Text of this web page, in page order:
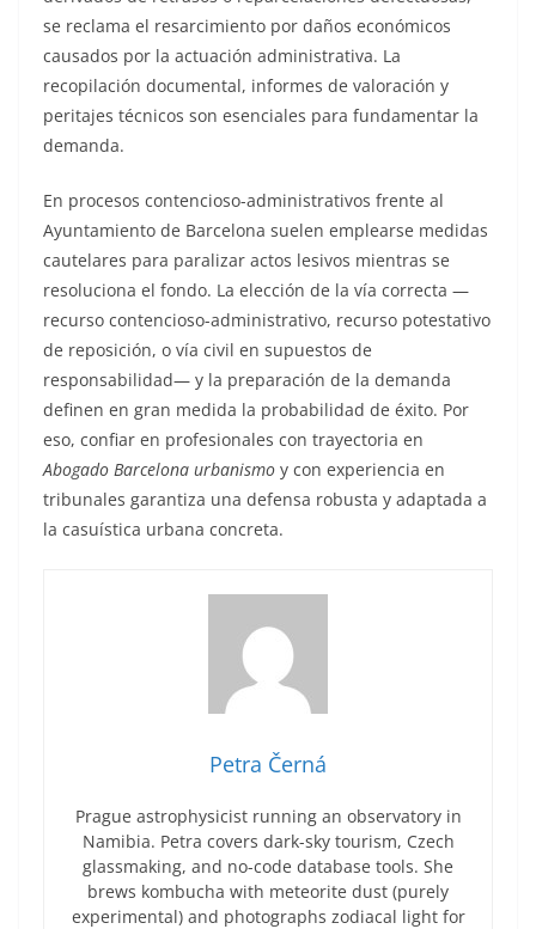
se reclama el resarcimiento por daños económicos
causados por la actuación administrativa. La
recopilación documental, informes de valoración y
peritajes técnicos son esenciales para fundamentar la
demanda.
En procesos contencioso-administrativos frente al
Ayuntamiento de Barcelona suelen emplearse medidas
cautelares para paralizar actos lesivos mientras se
resoluciona el fondo. La elección de la vía correcta —
recurso contencioso-administrativo, recurso potestativo
de reposición, o vía civil en supuestos de
responsabilidad— y la preparación de la demanda
definen en gran medida la probabilidad de éxito. Por
eso, confiar en profesionales con trayectoria en
Abogado Barcelona urbanismo y con experiencia en
tribunales garantiza una defensa robusta y adaptada a
la casuística urbana concreta.
Petra Černá
Prague astrophysicist running an observatory in
Namibia. Petra covers dark-sky tourism, Czech
glassmaking, and no-code database tools. She
brews kombucha with meteorite dust (purely
experimental) and photographs zodiacal light for